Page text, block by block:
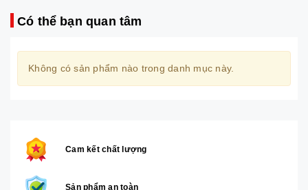
Có thể bạn quan tâm
Không có sản phẩm nào trong danh mục này.
Cam kết chất lượng
Sản phẩm an toàn